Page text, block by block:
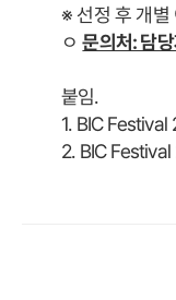
※ 선정 후 개별
ﾷ문의처: 담
붙임.
1. BIC
2. BIC